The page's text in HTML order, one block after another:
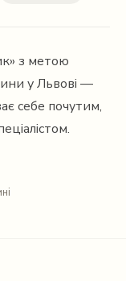
з метою
у Львові —
себе почутим,